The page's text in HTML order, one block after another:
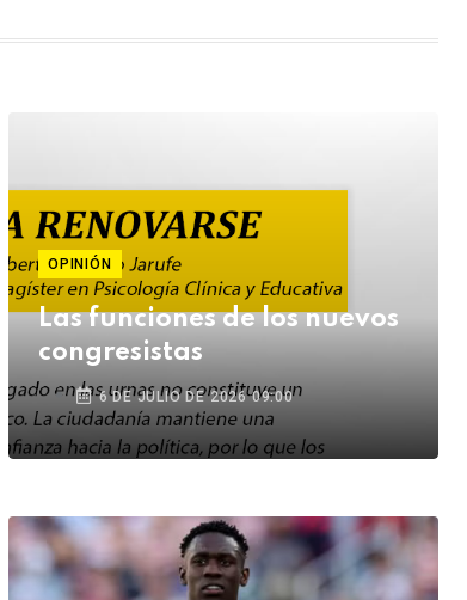
OPINIÓN
Las funciones de los nuevos
congresistas
6 DE JULIO DE 2026 09:00